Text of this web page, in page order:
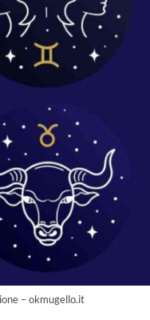
– okmugello.it